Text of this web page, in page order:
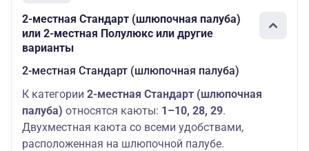
Главная
2-местная
(главная
кровати,
окно
Главная
палуба
(главная
палуба)
стандарт
Основных мест:
2
2-местная Стандарт (шлюпочная палуба)
или 2-местная Полулюкс или другие
варианты
2-местная Стандарт (шлюпочная палуба)
К категории 2-местная Стандарт (шлюпочная
палуба) относятся каюты: 1–10, 28, 29.
Двухместная каюта со всеми удобствами,
расположенная на шлюпочной палубе.